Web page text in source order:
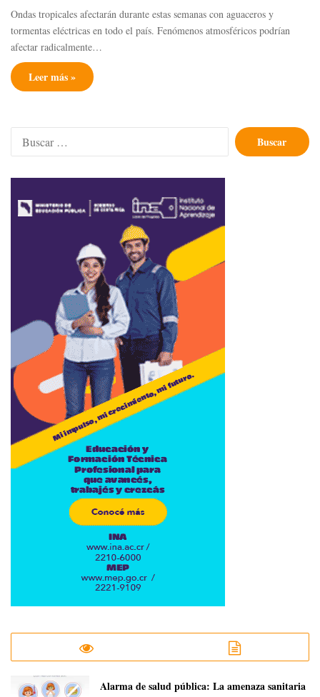
Ondas tropicales afectarán durante estas semanas con aguaceros y
tormentas eléctricas en todo el país. Fenómenos atmosféricos podrían
afectar radicalmente…
Leer más »
Buscar:
​Alarma de salud pública: La amenaza sanitaria